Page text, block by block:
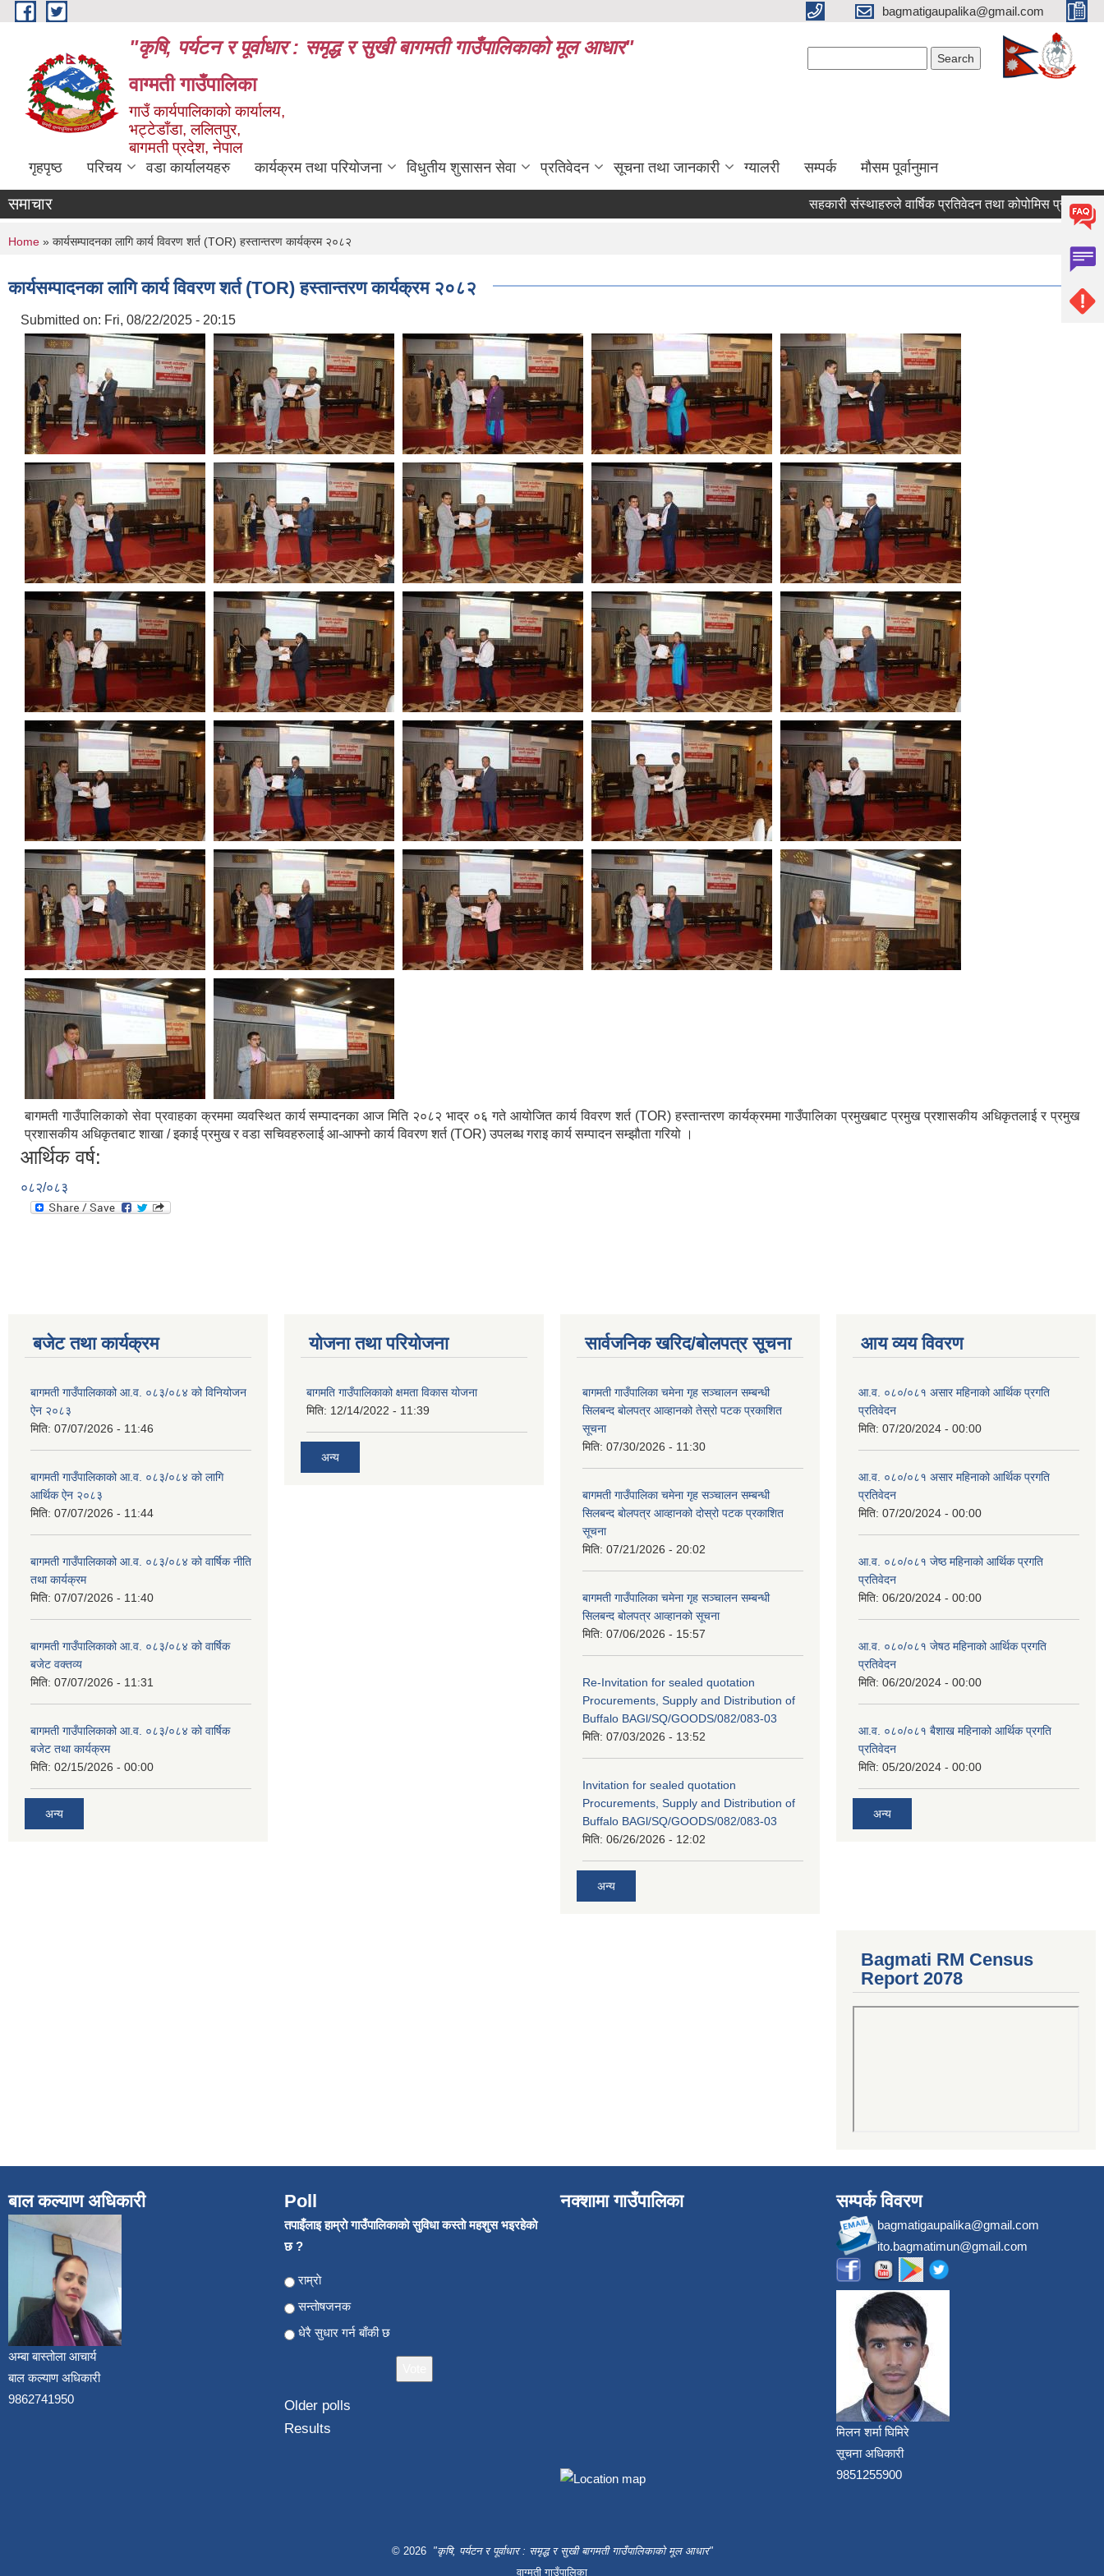
Skip to main content bagmatigaupalika@gmail.com
"कृषि, पर्यटन र पूर्वाधार : समृद्ध र सुखी बागमती गाउँपालिकाको मूल आधार"
वाग्मती गाउँपालिका
गाउँ कार्यपालिकाको कार्यालय,
भट्टेडाँडा, ललितपुर,
बागमती प्रदेश, नेपाल
गृहपृष्ठ परिचय वडा कार्यालयहरु कार्यक्रम तथा परियोजना विधुतीय शुसासन सेवा प्रतिवेदन सूचना तथा जानकारी ग्यालरी सम्पर्क मौसम पूर्वानुमान
समाचार सहकारी संस्थाहरुले वार्षिक प्रतिवेदन तथा कोपोमिस प्रणालीमा आवद्ध
You are here
Home » कार्यसम्पादनका लागि कार्य विवरण शर्त (TOR) हस्तान्तरण कार्यक्रम २०८२
कार्यसम्पादनका लागि कार्य विवरण शर्त (TOR) हस्तान्तरण कार्यक्रम २०८२
Submitted on: Fri, 08/22/2025 - 20:15
बागमती गाउँपालिकाको सेवा प्रवाहका क्रममा व्यवस्थित कार्य सम्पादनका आज मिति २०८२ भाद्र ०६ गते आयोजित कार्य विवरण शर्त (TOR) हस्तान्तरण कार्यक्रममा गाउँपालिका प्रमुखबाट प्रमुख प्रशासकीय अधिकृतलाई र प्रमुख
प्रशासकीय अधिकृतबाट शाखा / इकाई प्रमुख र वडा सचिवहरुलाई आ-आफ्नो कार्य विवरण शर्त (TOR) उपलब्ध गराइ कार्य सम्पादन सम्झौता गरियो ।
आर्थिक वर्ष:
०८२/०८३
बजेट तथा कार्यक्रम
बागमती गाउँपालिकाको आ.व. ०८३/०८४ को विनियोजन
ऐन २०८३
मिति: 07/07/2026 - 11:46
बागमती गाउँपालिकाको आ.व. ०८३/०८४ को लागि
आर्थिक ऐन २०८३
मिति: 07/07/2026 - 11:44
बागमती गाउँपालिकाको आ.व. ०८३/०८४ को वार्षिक नीति
तथा कार्यक्रम
मिति: 07/07/2026 - 11:40
बागमती गाउँपालिकाको आ.व. ०८३/०८४ को वार्षिक
बजेट वक्तव्य
मिति: 07/07/2026 - 11:31
बागमती गाउँपालिकाको आ.व. ०८३/०८४ को वार्षिक
बजेट तथा कार्यक्रम
मिति: 02/15/2026 - 00:00
अन्य
योजना तथा परियोजना
बागमति गाउँपालिकाको क्षमता विकास योजना
मिति: 12/14/2022 - 11:39
अन्य
सार्वजनिक खरिद/बोलपत्र सूचना
बागमती गाउँपालिका चमेना गृह सञ्चालन सम्बन्धी
सिलबन्द बोलपत्र आव्हानको तेस्रो पटक प्रकाशित
सूचना
मिति: 07/30/2026 - 11:30
बागमती गाउँपालिका चमेना गृह सञ्चालन सम्बन्धी
सिलबन्द बोलपत्र आव्हानको दोस्रो पटक प्रकाशित
सूचना
मिति: 07/21/2026 - 20:02
बागमती गाउँपालिका चमेना गृह सञ्चालन सम्बन्धी
सिलबन्द बोलपत्र आव्हानको सूचना
मिति: 07/06/2026 - 15:57
Re-Invitation for sealed quotation
Procurements, Supply and Distribution of
Buffalo BAGl/SQ/GOODS/082/083-03
मिति: 07/03/2026 - 13:52
Invitation for sealed quotation
Procurements, Supply and Distribution of
Buffalo BAGl/SQ/GOODS/082/083-03
मिति: 06/26/2026 - 12:02
अन्य
आय व्यय विवरण
आ.व. ०८०/०८१ असार महिनाको आर्थिक प्रगति
प्रतिवेदन
मिति: 07/20/2024 - 00:00
आ.व. ०८०/०८१ असार महिनाको आर्थिक प्रगति
प्रतिवेदन
मिति: 07/20/2024 - 00:00
आ.व. ०८०/०८१ जेष्ठ महिनाको आर्थिक प्रगति
प्रतिवेदन
मिति: 06/20/2024 - 00:00
आ.व. ०८०/०८१ जेषठ महिनाको आर्थिक प्रगति
प्रतिवेदन
मिति: 06/20/2024 - 00:00
आ.व. ०८०/०८१ बैशाख महिनाको आर्थिक प्रगति
प्रतिवेदन
मिति: 05/20/2024 - 00:00
अन्य
Bagmati RM Census
Report 2078
बाल कल्याण अधिकारी
अम्बा बास्तोला आचार्य
बाल कल्याण अधिकारी
9862741950
Poll
तपाइँलाइ हाम्राे गाउँपालिकाकाे सुविधा कस्ताे महशुस भइरहेकाे
छ ?
Choices
राम्राे
सन्ताेषजनक
धेरै सुधार गर्न बाँकी छ
Older polls
Results
नक्शामा गाउँपालिका सम्पर्क विवरण
bagmatigaupalika@gmail.com
ito.bagmatimun@gmail.com
मिलन शर्मा घिमिरे
सूचना अधिकारी
9851255900
© 2026 "कृषि, पर्यटन र पूर्वाधार : समृद्ध र सुखी बागमती गाउँपालिकाको मूल आधार"
वाग्मती गाउँपालिका